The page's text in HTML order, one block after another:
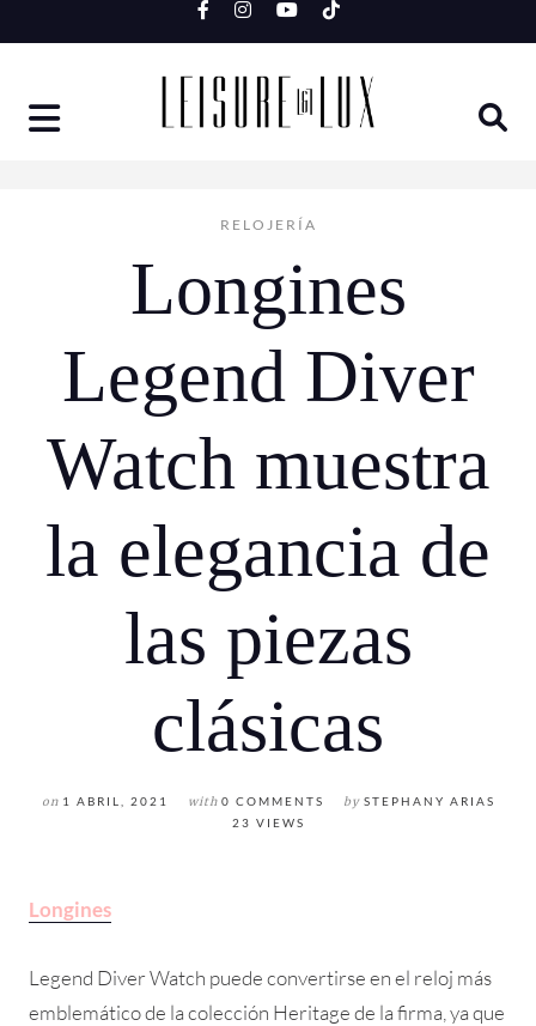
to
RELOJERÍA
Longines
Legend Diver
Watch muestra
la elegancia de
las piezas
clásicas
on 1 ABRIL, 2021 with 0 COMMENTS by STEPHANY ARIAS
23 VIEWS
Longines
Legend Diver Watch puede convertirse en el reloj más
emblemático de la colección Heritage de la firma, ya que